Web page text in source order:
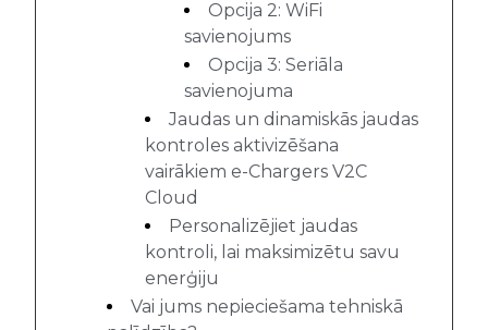
Opcija 2: WiFi
savienojums
Opcija 3: Seriāla
savienojuma
Jaudas un dinamiskās jaudas
kontroles aktivizēšana
vairākiem e-Chargers V2C
Cloud
Personalizējiet jaudas
kontroli, lai maksimizētu savu
enerģiju
Vai jums nepieciešama tehniskā